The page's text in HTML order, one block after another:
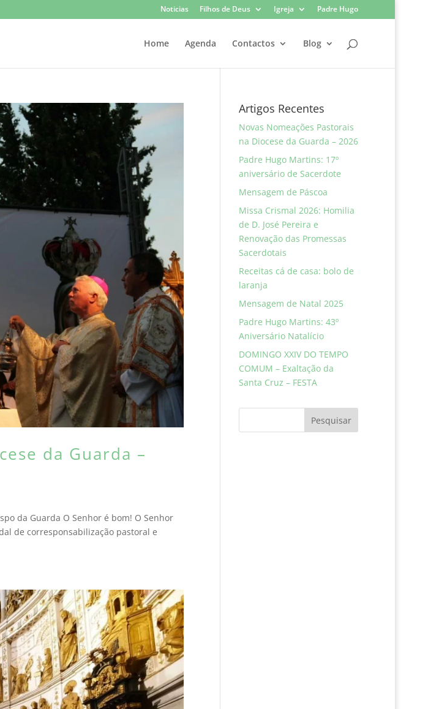
Noticias Filhos de Deus Igreja Padre Hugo
Home Agenda Contactos Blog
da Guarda –
da Guarda O Senhor é bom! O Senhor
de corresponsabilização pastoral e
Artigos Recentes
Novas Nomeações Pastorais
na Diocese da Guarda – 2026
Padre Hugo Martins: 17º
aniversário de Sacerdote
Mensagem de Páscoa
Missa Crismal 2026: Homilia
de D. José Pereira e
Renovação das Promessas
Sacerdotais
Receitas cá de casa: bolo de
laranja
Mensagem de Natal 2025
Padre Hugo Martins: 43º
Aniversário Natalício
DOMINGO XXIV DO TEMPO
COMUM – Exaltação da
Santa Cruz – FESTA
Pesquisar